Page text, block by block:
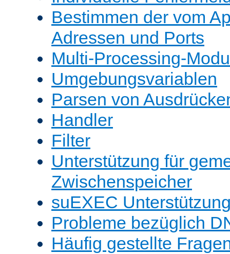
Bestimmen der vom
Adressen und Ports
Multi-Processing-
Umgebungsvariablen
Parsen von
Handler
Filter
Unterstützung für
Zwischenspeicher
suEXEC
Probleme bezüglich
Häufig gestellte